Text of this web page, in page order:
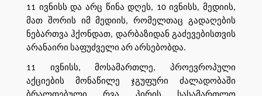
11 ივნისს და არც წინა დღეს, 10 ივნისს, მედიის,
მათ შორის იმ მედიის, რომელთაც გადაღების
ნებართვა ჰქონდათ, დარბაზიდან გაძევებისთვის
არანაირი საფუძველი არ არსებობდა.
11 ივნისს, მოსამართლე, პროევროპული
აქციების მონაწილე ჯგუფური ძალადობაში